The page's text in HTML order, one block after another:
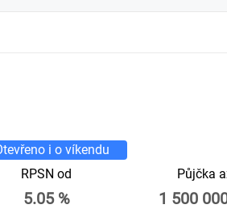
i o víkendu
RPSN od
5.05 %
Půjčka
1 500